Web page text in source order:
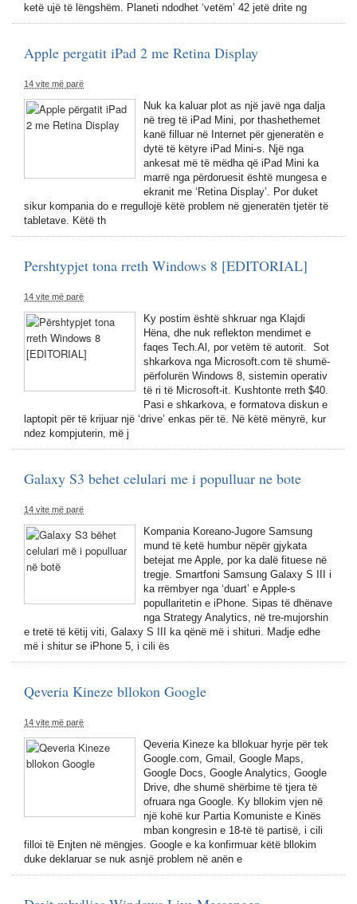
ketë ujë të lëngshëm. Planeti ndodhet ‘vetëm’ 42 jetë drite ng
Apple pergatit iPad 2 me Retina Display
14 vite më parë
Nuk ka kaluar plot as një javë nga dalja
në treg të iPad Mini, por thashethemet
kanë filluar në Internet për gjeneratën e
dytë të këtyre iPad Mini-s. Një nga
ankesat më të mëdha që iPad Mini ka
marrë nga përdoruesit është mungesa e
ekranit me ‘Retina Display’. Por duket
sikur kompania do e rregullojë këtë problem në gjeneratën tjetër të
tabletave. Këtë th
Pershtypjet tona rreth Windows 8 [EDITORIAL]
14 vite më parë
Ky postim është shkruar nga Klajdi
Hëna, dhe nuk reflekton mendimet e
faqes Tech.Al, por vetëm të autorit. Sot
shkarkova nga Microsoft.com të shumë-
përfolurën Windows 8, sistemin operativ
të ri të Microsoft-it. Kushtonte rreth $40.
Pasi e shkarkova, e formatova diskun e
laptopit për të krijuar një ‘drive’ enkas për të. Në këtë mënyrë, kur
ndez kompjuterin, më j
Galaxy S3 behet celulari me i populluar ne bote
14 vite më parë
Kompania Koreano-Jugore Samsung
mund të ketë humbur nëpër gjykata
betejat me Apple, por ka dalë fituese në
tregje. Smartfoni Samsung Galaxy S III i
ka rrëmbyer nga ‘duart’ e Apple-s
popullaritetin e iPhone. Sipas të dhënave
nga Strategy Analytics, në tre-mujorshin
e tretë të këtij viti, Galaxy S III ka qënë më i shituri. Madje edhe
më i shitur se iPhone 5, i cili ës
Qeveria Kineze bllokon Google
14 vite më parë
Qeveria Kineze ka bllokuar hyrje për tek
Google.com, Gmail, Google Maps,
Google Docs, Google Analytics, Google
Drive, dhe shumë shërbime të tjera të
ofruara nga Google. Ky bllokim vjen në
një kohë kur Partia Komuniste e Kinës
mban kongresin e 18-të të partisë, i cili
filloi të Enjten në mëngjes. Google e ka konfirmuar këtë bllokim
duke deklaruar se nuk asnjë problem në anën e